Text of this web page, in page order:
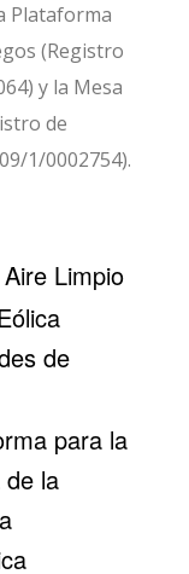
Plataforma
(Registro
y la Mesa
de
1/0002754).